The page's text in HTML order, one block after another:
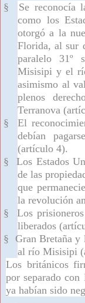
§
Se reconocía
como los
otorgó a la
Florida, al sur
paralelo 31º
Misisipi y el
asimismo al
plenos
Terranova
§
El
debían
(artículo 4).
§
Los Estados
de las
que
la revolución
§
Los
liberados
§ Gran Bretaña y
al río Misisipi
Los británicos
por separado con
ya habían sido